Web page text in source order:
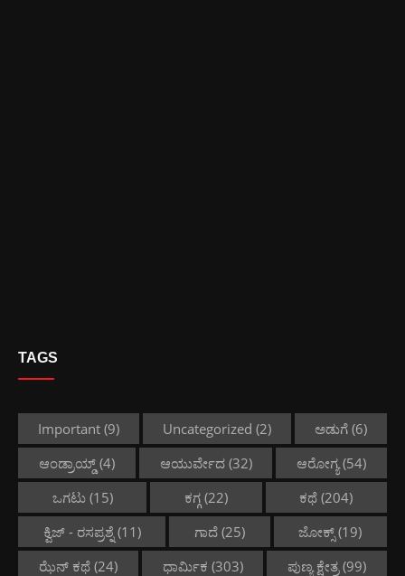
TAGS
Important (9) Uncategorized (2) ಅಡುಗೆ (6)
ಆಂಡ್ರಾಯ್ಡ್(4) ಆಯುರ್ವೇದ(32) ಆರೋಗ್ಯ (54)
ಒಗಟು(15) ಕಗ್ಗ(22) ಕಥೆ (204)
ಕ್ವಿಜ್ - ರಸಪ್ರಶ್ನೆ (11) ಗಾದೆ(25) ಜೋಕ್ಸ್ (19)
ಝೆನ್ ಕಥೆ(24) ಧಾರ್ಮಿಕ (303) ಪುಣ್ಯ ಕ್ಷೇತ್ರ(99)